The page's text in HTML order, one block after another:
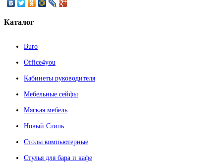
Каталог
Buro
Office4you
Кабинеты руководителя
Мебельные сейфы
Мягкая мебель
Новый Стиль
Столы компьютерные
Стулья для бара и кафе